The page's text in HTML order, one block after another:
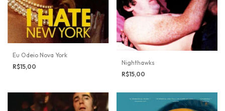
Eu Odeio Nova York
R$15,00
Nighthawks
R$15,00